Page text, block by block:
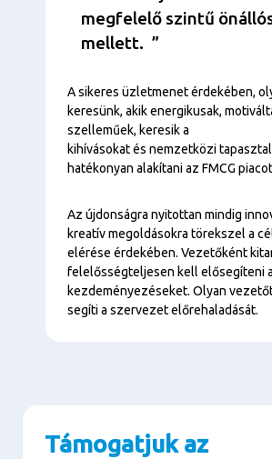
megfelelő szintű
mellett.
A sikeres üzletmenet érdekében,
keresünk, akik energikusak,
szelleműek, keresik a
kihívásokat és nemzetközi
hatékonyan alakítani az FMCG
Az újdonságra nyitottan mindig
kreatív megoldásokra törekszel a
elérése érdekében. Vezetőként
felelősségteljesen kell elősegíteni a
kezdeményezéseket. Olyan
segíti a szervezet előrehaladását.
Támogatjuk az